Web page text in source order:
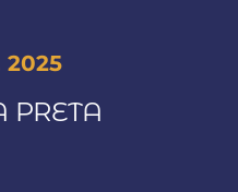
PRETA